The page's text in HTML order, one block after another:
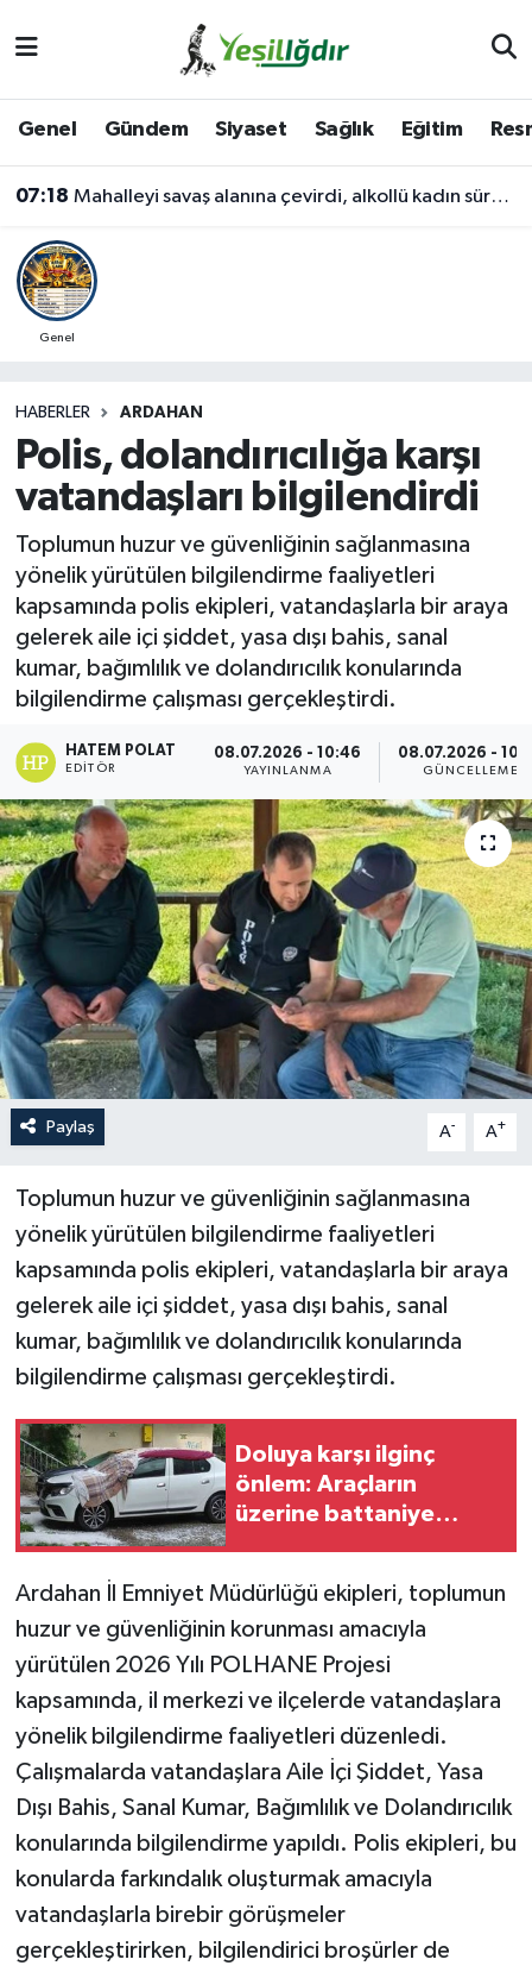
Genel Gündem Siyaset Sağlık Eğitim
07:18 Mahalleyi savaş alanına çevirdi, alkollü kadın sürücü karıştığı kazayı unuttu
Genel
HABERLER ARDAHAN
Polis, dolandırıcılığa karşı
vatandaşları bilgilendirdi
Toplumun huzur ve güvenliğinin sağlanmasına
yönelik yürütülen bilgilendirme faaliyetleri
kapsamında polis ekipleri, vatandaşlarla bir araya
gelerek aile içi şiddet, yasa dışı bahis, sanal
kumar, bağımlılık ve dolandırıcılık konularında
bilgilendirme çalışması gerçekleştirdi.
HATEM POLAT
EDITÖR
08.07.2026 - 10:46
YAYINLANMA
08.07.2026 -
GÜNCELLEME
Paylaş A- A+
Toplumun huzur ve güvenliğinin sağlanmasına
yönelik yürütülen bilgilendirme faaliyetleri
kapsamında polis ekipleri, vatandaşlarla bir araya
gelerek aile içi şiddet, yasa dışı bahis, sanal
kumar, bağımlılık ve dolandırıcılık konularında
bilgilendirme çalışması gerçekleştirdi.
Doluya karşı ilginç
önlem: Araçların
üzerine battaniye
Ardahan İl Emniyet Müdürlüğü ekipleri, toplumun
huzur ve güvenliğinin korunması amacıyla
yürütülen 2026 Yılı POLHANE Projesi
kapsamında, il merkezi ve ilçelerde vatandaşlara
yönelik bilgilendirme faaliyetleri düzenledi.
Çalışmalarda vatandaşlara Aile İçi Şiddet, Yasa
Dışı Bahis, Sanal Kumar, Bağımlılık ve Dolandırıcılık
konularında bilgilendirme yapıldı. Polis ekipleri, bu
konularda farkındalık oluşturmak amacıyla
vatandaşlarla birebir görüşmeler
gerçekleştirirken, bilgilendirici broşürler de
İğdir Namaz Vakitleri
Iğdır Trafik Yoğunluk Haritası
Süper Lig Puan Durumu ve Fikstür
Son Dakika Haberleri
Haber Arşivi